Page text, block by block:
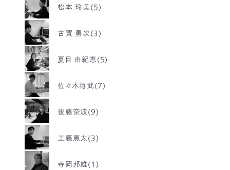
松本 玲美(5)
古賀 勇次(3)
夏目 由紀恵(5)
佐々木将武(7)
後藤奈波(9)
工藤恵太(3)
寺岡邦雄(1)